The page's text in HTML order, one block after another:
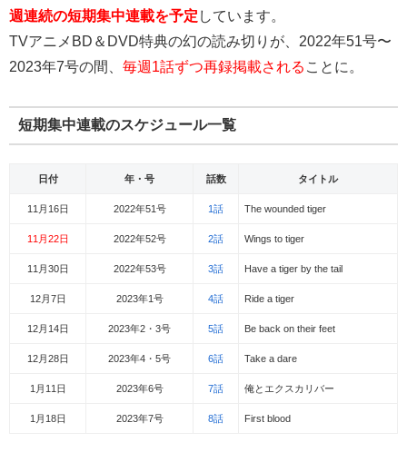
週連続の短期集中連載を予定 しています。
TVアニメBD＆DVD特典の幻の読み切りが、2022年51号〜
2023年7号の間、 毎週1話ずつ再録掲載される ことに。
短期集中連載のスケジュール一覧
日付 年・号 話数 タイトル
11月16日 2022年51号 1話 The wounded tiger
11月22日 2022年52号 2話 Wings to tiger
11月30日 2022年53号 3話 Have a tiger by the tail
12月7日 2023年1号 4話 Ride a tiger
12月14日 2023年2・3号 5話 Be back on their feet
12月28日 2023年4・5号 6話 Take a dare
1月11日 2023年6号 7話 俺とエクスカリバー
1月18日 2023年7号 8話 First blood